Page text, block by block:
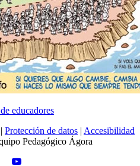
educadores
| Protección de datos | Accesibilidad
Pedagógico Ágora